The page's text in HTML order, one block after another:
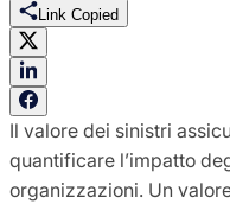
Link Copied
Il valore dei sinistri
quantificare l’impatto
organizzazioni. Un